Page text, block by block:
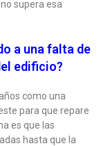
supera esa
a una falta de
edificio?
como una
para que repare
es que las
hasta que la